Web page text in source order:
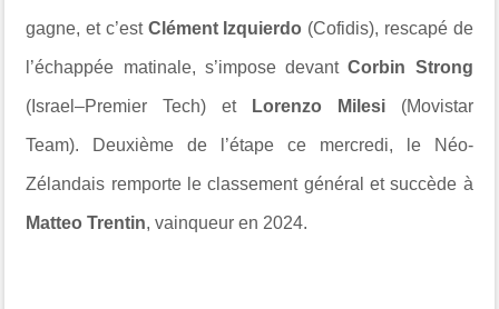
gagne, et c’est Clément Izquierdo (Cofidis), rescapé de
l’échappée matinale, s’impose devantCorbin Strong
(Israel–Premier Tech) et Lorenzo Milesi(Movistar
Team). Deuxième de l’étape ce mercredi, le Néo-
Zélandais remporte le classement général et succède à
Matteo Trentin, vainqueur en 2024.